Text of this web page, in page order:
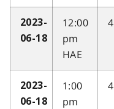
2023-
06-18
12:00
pm
HAE
4
2023-
06-18
1:00
pm
4